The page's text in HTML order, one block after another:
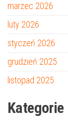
marzec 2026
luty 2026
styczeń 2026
grudzień 2025
listopad 2025
Kategorie